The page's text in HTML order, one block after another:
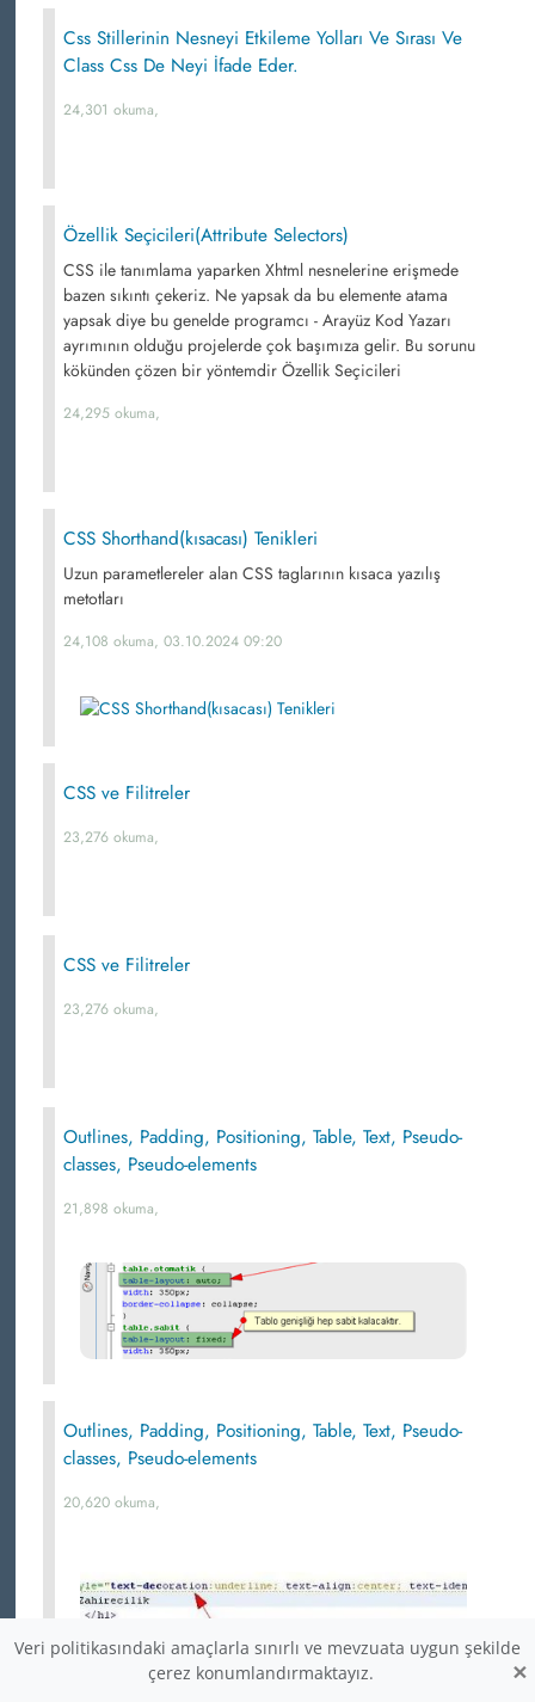
Css Stillerinin Nesneyi Etkileme Yolları Ve Sırası Ve
Class Css De Neyi İfade Eder.
24,301 okuma,
Özellik Seçicileri(Attribute Selectors)
CSS ile tanımlama yaparken Xhtml nesnelerine erişmede
bazen sıkıntı çekeriz. Ne yapsak da bu elemente atama
yapsak diye bu genelde programcı - Arayüz Kod Yazarı
ayrımının olduğu projelerde çok başımıza gelir. Bu sorunu
kökünden çözen bir yöntemdir Özellik Seçicileri
24,295 okuma,
CSS Shorthand(kısacası) Tenikleri
Uzun parametlereler alan CSS taglarının kısaca yazılış
metotları
24,108 okuma, 03.10.2024 09:20
CSS ve Filitreler
23,276 okuma,
CSS ve Filitreler
23,276 okuma,
Outlines, Padding, Positioning, Table, Text, Pseudo-
classes, Pseudo-elements
21,898 okuma,
Outlines, Padding, Positioning, Table, Text, Pseudo-
classes, Pseudo-elements
20,620 okuma,
Veri politikasındaki amaçlarla sınırlı ve mevzuata uygun şekilde
çerez konumlandırmaktayız.
×